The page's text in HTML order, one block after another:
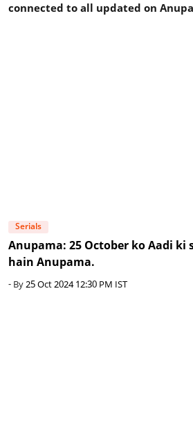
connected to all updated on
Serials
Anupama: 25 October ko Aadi
hain Anupama.
- By25 Oct 2024 12:30 PM IST